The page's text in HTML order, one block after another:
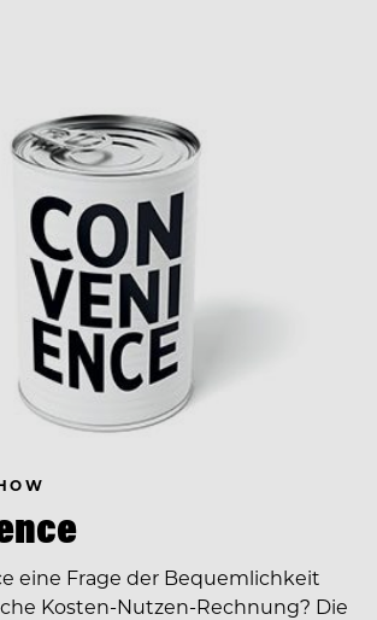
eine Frage der Bequemlichkeit
Kosten-Nutzen-Rechnung? Die